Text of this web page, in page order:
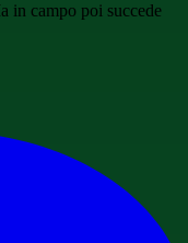
in campo poi succede